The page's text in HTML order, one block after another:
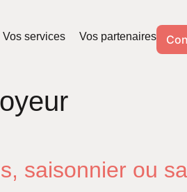
Vos services Vos partenaires
saisonnier ou